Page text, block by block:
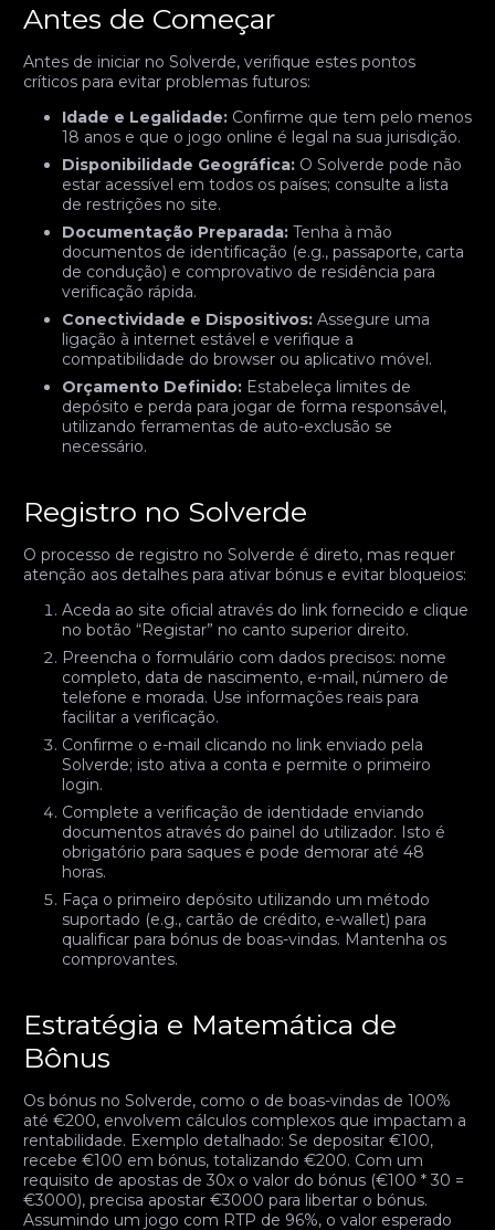
Antes de Começar
Antes de iniciar no Solverde, verifique estes pontos
críticos para evitar problemas futuros:
Idade e Legalidade: Confirme que tem pelo menos
18 anos e que o jogo online é legal na sua jurisdição.
Disponibilidade Geográfica: O Solverde pode não
estar acessível em todos os países; consulte a lista
de restrições no site.
Documentação Preparada: Tenha à mão
documentos de identificação (e.g., passaporte, carta
de condução) e comprovativo de residência para
verificação rápida.
Conectividade e Dispositivos: Assegure uma
ligação à internet estável e verifique a
compatibilidade do browser ou aplicativo móvel.
Orçamento Definido: Estabeleça limites de
depósito e perda para jogar de forma responsável,
utilizando ferramentas de auto-exclusão se
necessário.
Registro no Solverde
O processo de registro no Solverde é direto, mas requer
atenção aos detalhes para ativar bónus e evitar bloqueios:
Aceda ao site oficial através do link fornecido e clique
no botão “Registar” no canto superior direito.
Preencha o formulário com dados precisos: nome
completo, data de nascimento, e-mail, número de
telefone e morada. Use informações reais para
facilitar a verificação.
Confirme o e-mail clicando no link enviado pela
Solverde; isto ativa a conta e permite o primeiro
login.
Complete a verificação de identidade enviando
documentos através do painel do utilizador. Isto é
obrigatório para saques e pode demorar até 48
horas.
Faça o primeiro depósito utilizando um método
suportado (e.g., cartão de crédito, e-wallet) para
qualificar para bónus de boas-vindas. Mantenha os
comprovantes.
Estratégia e Matemática de
Bônus
Os bónus no Solverde, como o de boas-vindas de 100%
até €200, envolvem cálculos complexos que impactam a
rentabilidade. Exemplo detalhado: Se depositar €100,
recebe €100 em bónus, totalizando €200. Com um
requisito de apostas de 30x o valor do bónus (€100 * 30 =
€3000), precisa apostar €3000 para libertar o bónus.
Assumindo um jogo com RTP de 96%, o valor esperado